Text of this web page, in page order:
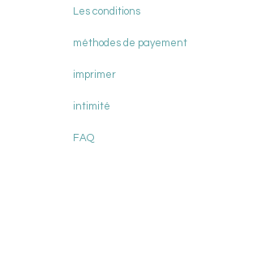
Les conditions
méthodes de payement
imprimer
intimité
FAQ